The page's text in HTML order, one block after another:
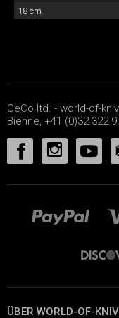
18 cm
CeCo ltd. - world-of-
Bienne, +41 (0)32 322
ÜBER WORLD-OF-